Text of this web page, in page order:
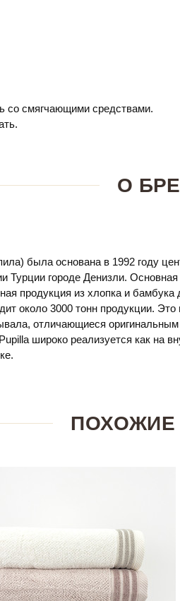
со смягчающими средствами.
О
была основана в 1992 году
Турции городе Денизли.
продукция из хлопка и
около 3000 тонн продукции. Это
отличающиеся оригинальным
широко реализуется как на
ПОХОЖИЕ